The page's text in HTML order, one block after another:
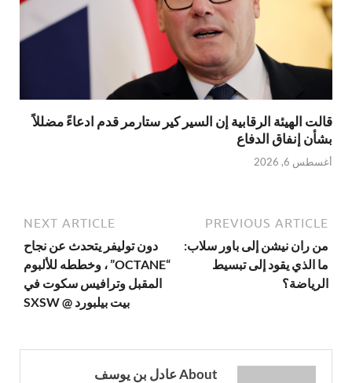
قالت الهيئة الرقابية إن السير كير ستارمر قدم ادعاءً مضللاً
بشأن إنفاق الدفاع
أغسطس 6, 2026
PREVIOUS ARTICLE
من ران نيشن إلى باور سلاب:
ما الذي يقود إلى تبسيط
الرياضة؟
NEXT ARTICLE
دون توليفر يتحدث عن نجاح
“OCTANE” ، وخططه للألبوم
المقبل وترافيس سكوت في
بيت بيلبورد @ SXSW
About عادل بن يوسف